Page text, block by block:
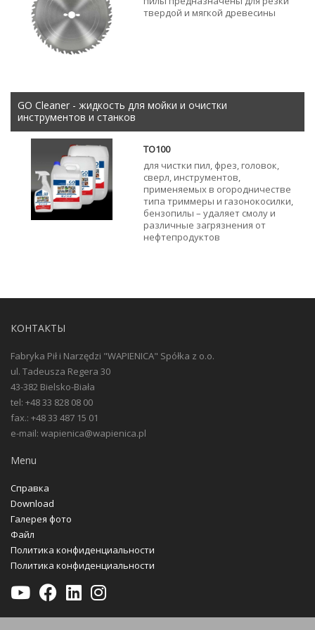
твердой и мягкой древесины
GO Cleaner - жидкость для мойки и очистки
инструментов и станков
TO100
для чистки пил, фрез, головок,
сверл, инструментов,
применяемых в огородничестве
типа триммеры и газонокосилки,
бензопилы – удаляет смолу и
различные загрязнения от
нефтепродуктов
КОНТАКТЫ
Fabryka Pił i Narzędzi "WAPIENICA" Spółka z o.o.
ul. Tadeusza Regera 30
43-382 Bielsko-Biała
tel: +48 33 828 08 00
fax.: +48 33 487 15 01
e-mail: wapienica@wapienica.pl
Menu
Справка
Download
Галерея фото
Файл
Политика конфиденциальности
Политика конфиденциальности